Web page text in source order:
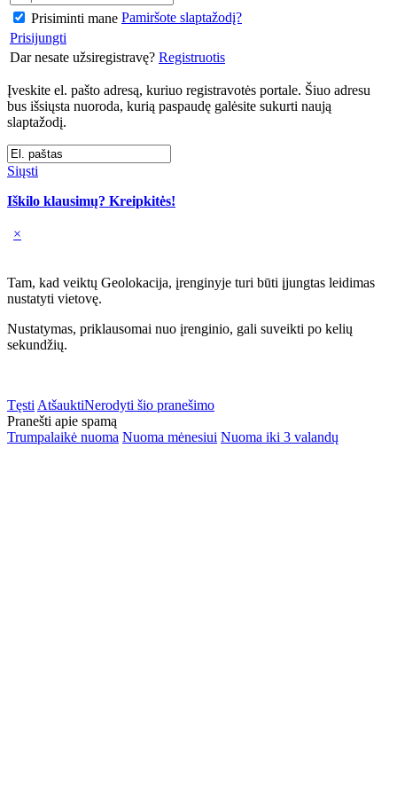
Prisiminti mane Pamiršote slaptažodį?
Prisijungti
Dar nesate užsiregistravę? Registruotis
Įveskite el. pašto adresą, kuriuo registravotės portale. Šiuo adresu
bus išsiųsta nuoroda, kurią paspaudę galėsite sukurti naują
slaptažodį.
Siųsti
Iškilo klausimų? Kreipkitės!
×
Tam, kad veiktų Geolokacija, įrenginyje turi būti įjungtas leidimas
nustatyti vietovę.
Nustatymas, priklausomai nuo įrenginio, gali suveikti po kelių
sekundžių.
Tęsti AtšauktiNerodyti šio pranešimo
Pranešti apie spamą
Trumpalaikė nuoma Nuoma mėnesiui Nuoma iki 3 valandų